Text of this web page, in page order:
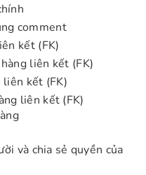
comment
kết (FK)
liên kết (FK)
liên kết (FK)
liên kết (FK)
và chia sẻ quyền của